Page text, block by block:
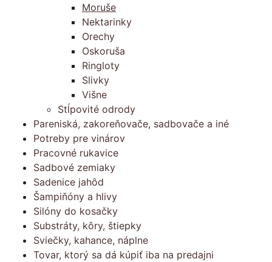
Moruše
Nektarinky
Orechy
Oskoruša
Ringloty
Slivky
Višne
Stĺpovité odrody
Pareniská, zakoreňovače, sadbovače a iné
Potreby pre vinárov
Pracovné rukavice
Sadbové zemiaky
Sadenice jahôd
Šampiňóny a hlivy
Silóny do kosačky
Substráty, kôry, štiepky
Sviečky, kahance, náplne
Tovar, ktorý sa dá kúpiť iba na predajni